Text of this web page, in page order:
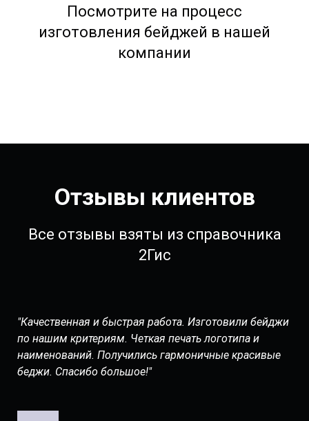
Посмотрите на процесс
изготовления бейджей в нашей
компании
Отзывы клиентов
Все отзывы взяты из справочника
2Гис
"Качественная и быстрая работа. Изготовили бейджи
по нашим критериям. Четкая печать логотипа и
наименований. Получились гармоничные красивые
беджи. Спасибо большое!"